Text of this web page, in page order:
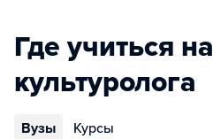
Где учиться на
культуролога
Вузы Курсы